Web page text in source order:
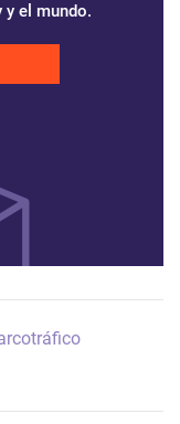
y el mundo.